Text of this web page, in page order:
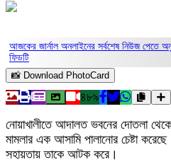
আজকের জার্নাল অনলাইনের সর্বশেষ নিউজ পেতে
ফিডটি
📸 Download PhotoCard
৪৮৯
নোয়াখালীতে আদালত ভবনের দোতলা
মামলার এক আসামি পালানোর চেষ্টা
সহায়তায় তাকে আটক করে।